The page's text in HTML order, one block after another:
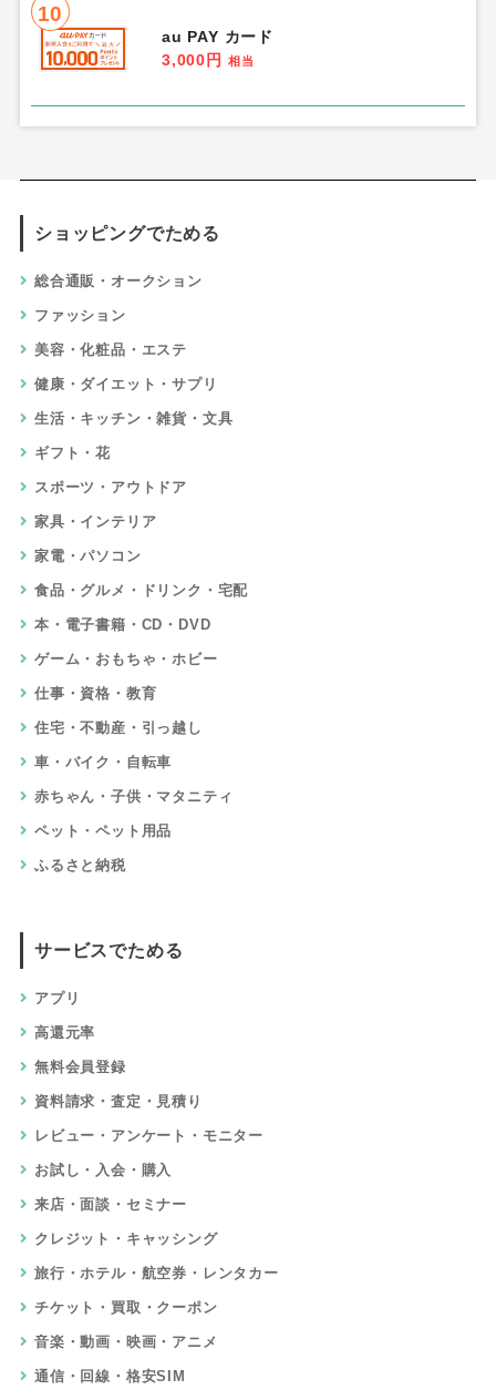
10
au PAY カード
3,000円
相当
ショッピングでためる
総合通販・オークション
ファッション
美容・化粧品・エステ
健康・ダイエット・サプリ
生活・キッチン・雑貨・文具
ギフト・花
スポーツ・アウトドア
家具・インテリア
家電・パソコン
食品・グルメ・ドリンク・宅配
本・電子書籍・CD・DVD
ゲーム・おもちゃ・ホビー
仕事・資格・教育
住宅・不動産・引っ越し
車・バイク・自転車
赤ちゃん・子供・マタニティ
ペット・ペット用品
ふるさと納税
サービスでためる
アプリ
高還元率
無料会員登録
資料請求・査定・見積り
レビュー・アンケート・モニター
お試し・入会・購入
来店・面談・セミナー
クレジット・キャッシング
旅行・ホテル・航空券・レンタカー
チケット・買取・クーポン
音楽・動画・映画・アニメ
通信・回線・格安SIM